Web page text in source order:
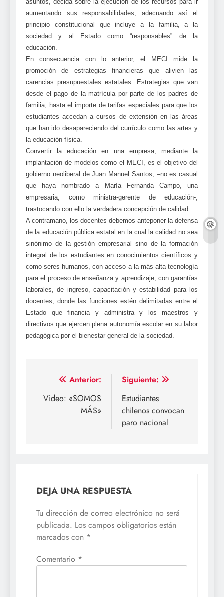
aumentando sus responsabilidades, adecuando así el
principio constitucional que incluye a la familia, a la
sociedad y al Estado como “responsables” de la
educación.
En consecuencia con lo anterior, el MECI mide la
promoción de estrategias financieras que alivien las
carencias presupuestales estatales. Estrategias que van
desde el pago de la matrícula por parte de los padres de
familia, hasta el importe de tarifas especiales para que los
estudiantes accedan a cursos de extensión en las áreas
que han ido desapareciendo del currículo como las artes y
la educación física.
Convertir la educación en una empresa, mediante la
implantación de modelos como el MECI, es el objetivo del
gobierno neoliberal de Juan Manuel Santos, –no es casual
que haya nombrado a María Fernanda Campo, una
empresaria, como ministra-gerente de educación-,
trastocando con ello la verdadera concepción de calidad.
A contramano, los docentes debemos anteponer la defensa
de la educación pública estatal en la cual la calidad no sea
sinónimo de la gestión empresarial sino de la formación
integral de los estudiantes en conocimientos científicos y
como seres humanos, con acceso a la más alta tecnología
para el proceso de enseñanza y aprendizaje; con garantías
laborales, de ingreso, capacitación y estabilidad para los
docentes; donde las funciones estén delimitadas entre el
Estado que financia y administra y los maestros y
directivos que ejercen plena autonomía escolar en su labor
pedagógica por el bienestar general de la sociedad.
Navegación
de
entradas
Anterior:
Video: «SOMOS
MÁS»
Siguiente:
Estudiantes
chilenos convocan
paro nacional
DEJA UNA RESPUESTA
Tu dirección de correo electrónico no será
publicada. Los campos obligatorios están
marcados con *
Comentario *